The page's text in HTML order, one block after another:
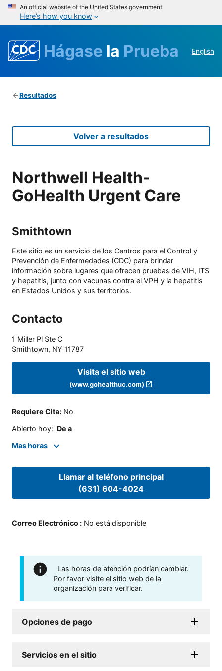
An official website of the United States government
Here’s how you know
Hágase la Prueba English
Resultados
Volver a resultados
Northwell Health-
GoHealth Urgent Care
Smithtown
Este sitio es un servicio de los Centros para el Control y
Prevención de Enfermedades (CDC) para brindar
información sobre lugares que ofrecen pruebas de VIH, ITS
y hepatitis, junto con vacunas contra el VPH y la hepatitis
en Estados Unidos y sus territorios.
Contacto
1 Miller Pl Ste C
Smithtown, NY 11787
Visita el sitio web
(www.gohealthuc.com)
Requiere Cita: No
Abierto hoy: De a
Mas horas
Llamar al teléfono principal
(631) 604-4024
Correo Electrónico : No está disponible
Las horas de atención podrían cambiar.
Por favor visite el sitio web de la
organización para verificar.
Opciones de pago
Servicios en el sitio